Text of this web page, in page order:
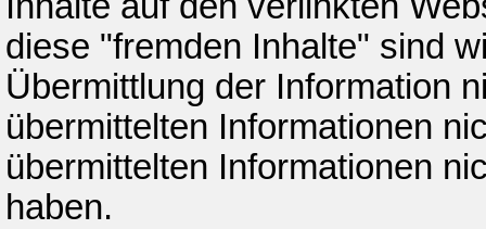
diese "fremden Inhalte" sind
Übermittlung der Information
übermittelten Informationen
übermittelten Informationen
haben.